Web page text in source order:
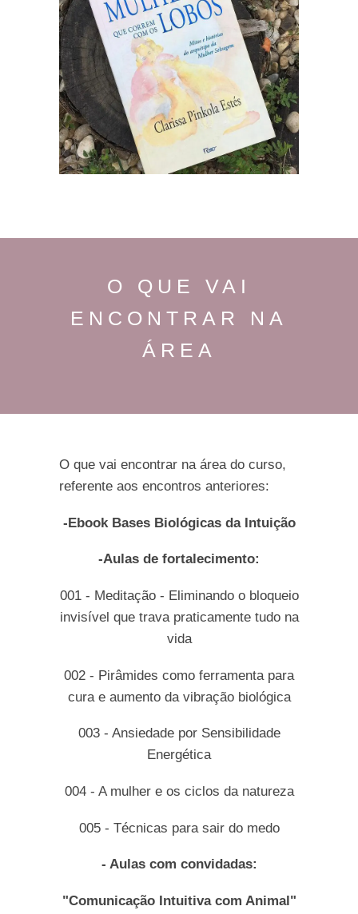
O QUE VAI
ENCONTRAR NA
ÁREA
O que vai encontrar na área do curso,
referente aos encontros anteriores:
-Ebook Bases Biológicas da Intuição
-Aulas de fortalecimento:
001 - Meditação - Eliminando o bloqueio
invisível que trava praticamente tudo na
vida
002 - Pirâmides como ferramenta para
cura e aumento da vibração biológica
003 - Ansiedade por Sensibilidade
Energética
004 - A mulher e os ciclos da natureza
005 - Técnicas para sair do medo
- Aulas com convidadas:
"Comunicação Intuitiva com Animal"